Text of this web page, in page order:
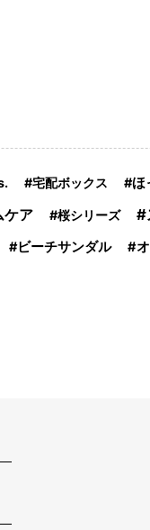
宅配ボックス ほ
ケア 桜シリーズ
ビーチサンダル